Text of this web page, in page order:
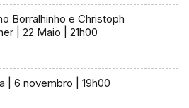
Borralhinho e Christoph
| 22 Maio | 21h00
| 6 novembro | 19h00